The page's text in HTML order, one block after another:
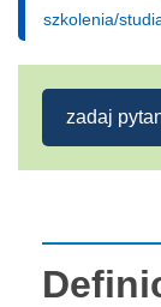
szkolenia/
zadaj